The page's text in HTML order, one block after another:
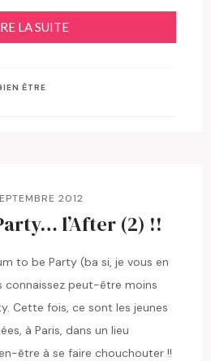
LA SUITE
ÊTRE
2012
l’After (2) !!
to be Party (ba si, je vous en
connaissez peut-être moins
Cette fois, ce sont les jeunes
à Paris, dans un lieu
être à se faire chouchouter !!